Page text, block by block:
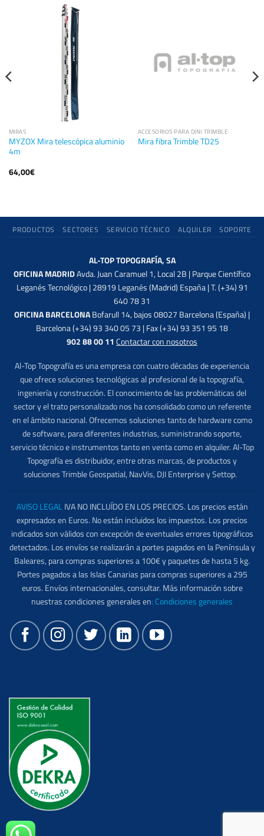
MIRAS
MYZOX Mira telescópica aluminio
4m
64,00€
ACCESORIOS PARA DINI TRIMBLE
Mira fibra Trimble TD25
PRODUCTOS SECTORES SERVICIO TÉCNICO ALQUILER SOPORTE
AL-TOP TOPOGRAFÍA, SA
OFICINA MADRIDAvda. Juan Caramuel 1, Local 2B | Parque Científico
Leganés Tecnológico | 28919 Leganés (Madrid) España | T. (+34) 91
640 78 31
OFICINA BARCELONABofarull 14, bajos 08027 Barcelona (España) |
Barcelona (+34) 93 340 05 73 | Fax (+34) 93 351 95 18
902 88 00 11 Contactar con nosotros
Al-Top Topografía es una empresa con cuatro décadas de experiencia
que ofrece soluciones tecnológicas al profesional de la topografía,
ingeniería y construcción. El conocimiento de las problemáticas del
sector y el trato personalizado nos ha consolidado como un referente
en el ámbito nacional. Ofrecemos soluciones tanto de hardware como
de software, para diferentes industrias, suministrando soporte,
servicio técnico e instrumentos tanto en venta como en alquiler. Al-Top
Topografía es distribuidor, entre otras marcas, de productos y
soluciones Trimble Geospatial, NavVis, DJI Enterprise y Settop.
AVISO LEGALIVA NO INCLUÍDO EN LOS PRECIOS. Los precios están
expresados en Euros. No están incluidos los impuestos. Los precios
indicados son válidos con excepción de eventuales errores tipográficos
detectados. Los envíos se realizarán a portes pagados en la Península y
Baleares, para compras superiores a 100€ y paquetes de hasta 5 kg.
Portes pagados a las Islas Canarias para compras superiores a 295
euros. Envíos internacionales, consultar. Más información sobre
nuestras condiciones generales en: Condiciones generales